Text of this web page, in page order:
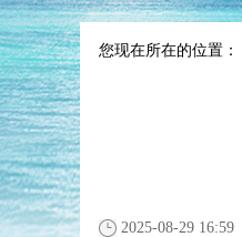
您现在所在的位置：
2025-08-29 16:59